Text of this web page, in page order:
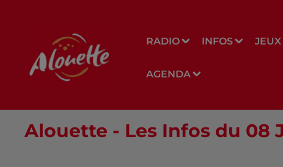
RADIO INFOS JEUX
AGENDA
Alouette - Les Infos du 08